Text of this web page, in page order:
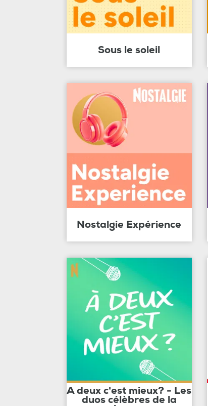
Sous le soleil
Nostalgie Expérience
A deux c'est mieux? - Les
duos célèbres de la